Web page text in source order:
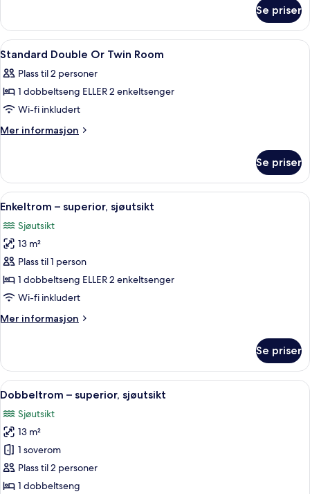
With
Sea
View
With
Extra
Bed
Double
Or
Twin
With
Sea
With
Extra
Bed
Se priser
Åpne
alle
bildene
av
Standard
Double
Room
Minibar, safe på rommet, lydisolert
4
Standard Double Or Twin Room
Plass til 2 personer
1 dobbeltseng ELLER 2 enkeltsenger
Wi-fi inkludert
Mer informasjon
Mer
Double
Or
Twin
Se priser
Åpne
alle
bildene
av
Enkeltrom
–
superior,
Minibar, safe på rommet, lydisolert
6
Enkeltrom – superior, sjøutsikt
Sjøutsikt
13 m²
Plass til 1 person
1 dobbeltseng ELLER 2 enkeltsenger
Wi-fi inkludert
Mer informasjon
Mer
–
superior,
sjøutsikt
Se priser
Åpne
alle
bildene
av
Dobbeltrom
–
superior,
Minibar, safe på rommet, lydisolert
6
Dobbeltrom – superior, sjøutsikt
Sjøutsikt
13 m²
1 soverom
Plass til 2 personer
1 dobbeltseng